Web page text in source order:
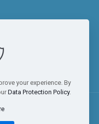
Rights Reserved
your experience. By
Data Protection Policy.